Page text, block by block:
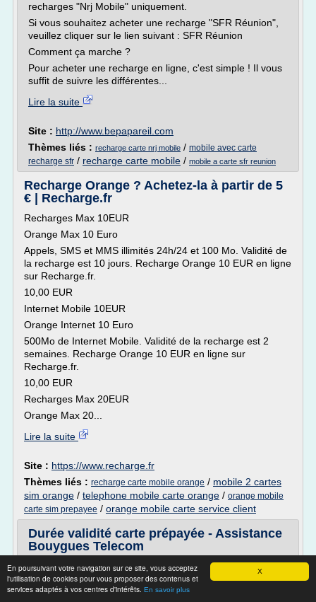
X
En poursuivant votre navigation sur ce site, vous acceptez
l'utilisation de cookies pour vous proposer des contenus et
services adaptés à vos centres d'intérêts. En savoir plus
recharges "Nrj Mobile" uniquement.
Si vous souhaitez acheter une recharge "SFR Réunion",
veuillez cliquer sur le lien suivant : SFR Réunion
Comment ça marche ?
Pour acheter une recharge en ligne, c'est simple ! Il vous
suffit de suivre les différentes...
Lire la suite
Site : http://www.bepapareil.com
Thèmes liés : recharge carte nrj mobile / mobile avec carte
recharge sfr / recharge carte mobile / mobile a carte sfr reunion
Recharge Orange ? Achetez-la à partir de 5
€ | Recharge.fr
Recharges Max 10EUR
Orange Max 10 Euro
Appels, SMS et MMS illimités 24h/24 et 100 Mo. Validité de
la recharge est 10 jours. Recharge Orange 10 EUR en ligne
sur Recharge.fr.
10,00 EUR
Internet Mobile 10EUR
Orange Internet 10 Euro
500Mo de Internet Mobile. Validité de la recharge est 2
semaines. Recharge Orange 10 EUR en ligne sur
Recharge.fr.
10,00 EUR
Recharges Max 20EUR
Orange Max 20...
Lire la suite
Site : https://www.recharge.fr
Thèmes liés : recharge carte mobile orange / mobile 2 cartes
sim orange / telephone mobile carte orange / orange mobile
carte sim prepayee / orange mobile carte service client
Durée validité carte prépayée - Assistance
Bouygues Telecom
Quelle est la durée de validité de mon crédit de
communication avec ma Carte Bouygues Telecom ?